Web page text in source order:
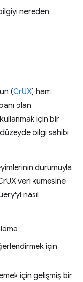
nereden
(CrUX) ham
olan
için bir
bilgi sahibi
durumuyla
veri kümesine
nasıl
için
için gelişmiş bir